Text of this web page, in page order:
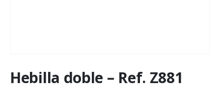
Hebilla doble – Ref. Z881